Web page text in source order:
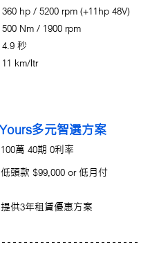
hp / 5200 rpm (+11hp 48V)
Nm / 1900 rpm
秒
km/ltr
多元智選方案
萬 40期 0利率
頭款 $99,000 or 低月付
供3年租賃優惠方案